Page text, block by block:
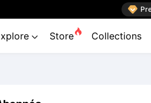

 Store Collections